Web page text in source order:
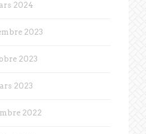
2024
2023
2023
2023
2022